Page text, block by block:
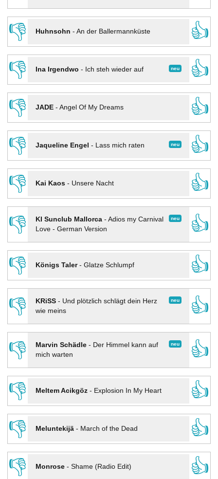
👎
Huhnsohn - An der Ballermannküste
👍
👎
neu
Ina Irgendwo - Ich steh wieder auf
👍
👎
JADE- Angel Of My Dreams
👍
👎
neu
Jaqueline Engel - Lass mich raten
👍
👎
Kai Kaos- Unsere Nacht
👍
👎
neu
KI Sunclub Mallorca- Adios my Carnival
Love - German Version
👍
👎
Königs Taler- Glatze Schlumpf
👍
👎
neu
KRiSS- Und plötzlich schlägt dein Herz
wie meins
👍
👎 neu
Marvin Schädle- Der Himmel kann auf
mich warten
👍
👎
Meltem Acikgöz- Explosion In My Heart
👍
👎
Meluntekijä- March of the Dead
👍
👎
Monrose- Shame (Radio Edit)
👍